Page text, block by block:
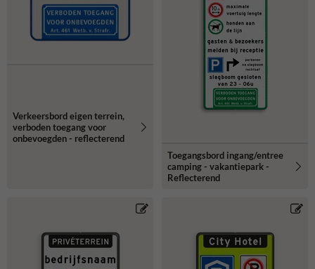
Verkeersbord eigen terrein,
verboden toegang voor
onbevoegden - reflecterend
Toegangsbord ingang/entree
camping - vakantiepark -
Reflecterend